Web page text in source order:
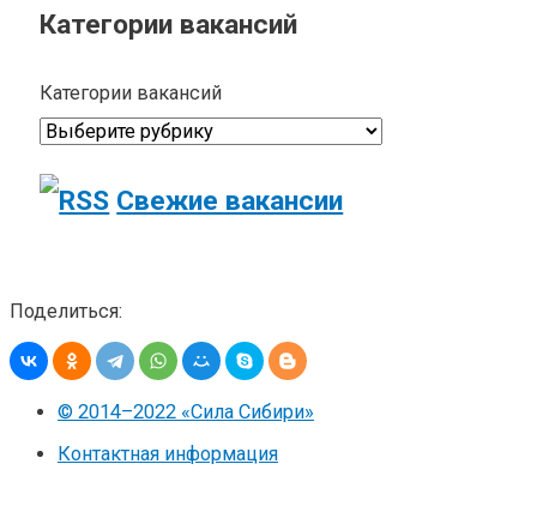
Категории вакансий
Категории вакансий
Свежие вакансии
Поделиться:
© 2014–2022 «Сила Сибири»
Контактная информация